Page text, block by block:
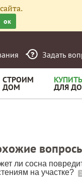
ок
Задать
СТРОИМ
ДОМ ДЛЯ
ли сосна
на участке?